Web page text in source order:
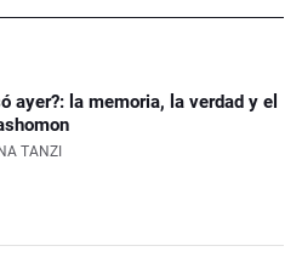
ayer?: la memoria, la verdad y el
TANZI